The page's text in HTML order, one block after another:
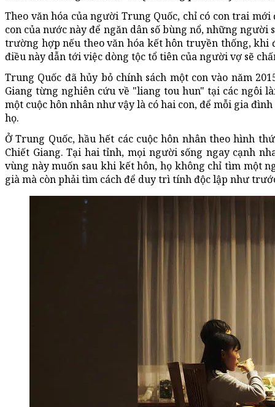
Theo văn hóa của người Trung Quốc, chỉ có con trai
con của nước này để ngăn dân số bùng nổ, những
trường hợp nếu theo văn hóa kết hôn truyền thống, khi
điều này dẫn tới việc dòng tộc tổ tiên của người vợ sẽ
Trung Quốc đã hủy bỏ chính sách một con vào năm
Giang từng nghiên cứu về "liang tou hun" tại các ngôi
một cuộc hôn nhân như vậy là có hai con, để mỗi gia
họ.
Ở Trung Quốc, hầu hết các cuộc hôn nhân theo hình
Chiết Giang. Tại hai tỉnh, mọi người sống ngay cạnh
vùng này muốn sau khi kết hôn, họ không chỉ tìm một
già mà còn phải tìm cách để duy trì tính độc lập như